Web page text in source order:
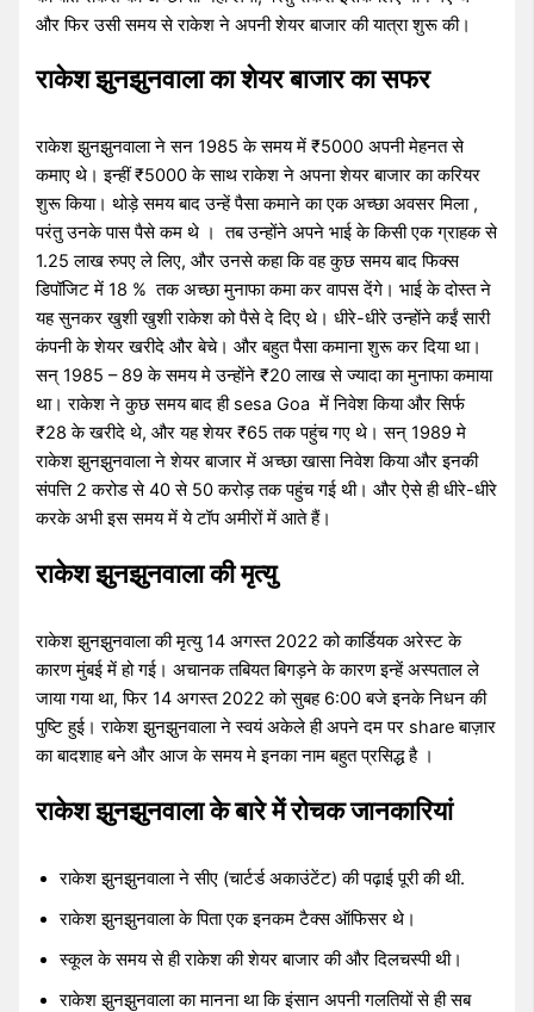
और फिर उसी समय से राकेश ने अपनी शेयर बाजार की यात्रा शुरू की।
राकेश झुनझुनवाला का शेयर बाजार का सफर
राकेश झुनझुनवाला ने सन 1985 के समय में ₹5000 अपनी मेहनत से
कमाए थे। इन्हीं ₹5000 के साथ राकेश ने अपना शेयर बाजार का करियर
शुरू किया। थोड़े समय बाद उन्हें पैसा कमाने का एक अच्छा अवसर मिला ,
परंतु उनके पास पैसे कम थे । तब उन्होंने अपने भाई के किसी एक ग्राहक से
1.25 लाख रुपए ले लिए, और उनसे कहा कि वह कुछ समय बाद फिक्स
डिपॉजिट में 18 % तक अच्छा मुनाफा कमा कर वापस देंगे। भाई के दोस्त ने
यह सुनकर खुशी खुशी राकेश को पैसे दे दिए थे। धीरे-धीरे उन्होंने कईं सारी
कंपनी के शेयर खरीदे और बेचे। और बहुत पैसा कमाना शुरू कर दिया था।
सन् 1985 – 89 के समय मे उन्होंने ₹20 लाख से ज्यादा का मुनाफा कमाया
था। राकेश ने कुछ समय बाद ही sesa Goa में निवेश किया और सिर्फ
₹28 के खरीदे थे, और यह शेयर ₹65 तक पहुंच गए थे। सन् 1989 मे
राकेश झुनझुनवाला ने शेयर बाजार में अच्छा खासा निवेश किया और इनकी
संपत्ति 2 करोड से 40 से 50 करोड़ तक पहुंच गई थी। और ऐसे ही धीरे-धीरे
करके अभी इस समय में ये टॉप अमीरों में आते हैं।
राकेश झुनझुनवाला की मृत्यु
राकेश झुनझुनवाला की मृत्यु 14 अगस्त 2022 को कार्डियक अरेस्ट के
कारण मुंबई में हो गई। अचानक तबियत बिगड़ने के कारण इन्हें अस्पताल ले
जाया गया था, फिर 14 अगस्त 2022 को सुबह 6:00 बजे इनके निधन की
पुष्टि हुई। राकेश झुनझुनवाला ने स्वयं अकेले ही अपने दम पर share बाज़ार
का बादशाह बने और आज के समय मे इनका नाम बहुत प्रसिद्ध है ।
राकेश झुनझुनवाला के बारे में रोचक जानकारियां
राकेश झुनझुनवाला ने सीए (चार्टर्ड अकाउंटेंट) की पढ़ाई पूरी की थी.
राकेश झुनझुनवाला के पिता एक इनकम टैक्स ऑफिसर थे।
स्कूल के समय से ही राकेश की शेयर बाजार की और दिलचस्पी थी।
राकेश झुनझुनवाला का मानना था कि इंसान अपनी गलतियों से ही सब